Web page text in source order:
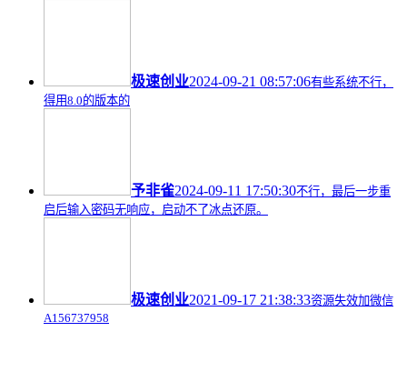
极速创业2024-09-21 08:57:06有些系统不行，
得用8.0的版本的
予非雀2024-09-11 17:50:30不行，最后一步重
启后输入密码无响应，启动不了冰点还原。
极速创业2021-09-17 21:38:33资源失效加微信
A156737958